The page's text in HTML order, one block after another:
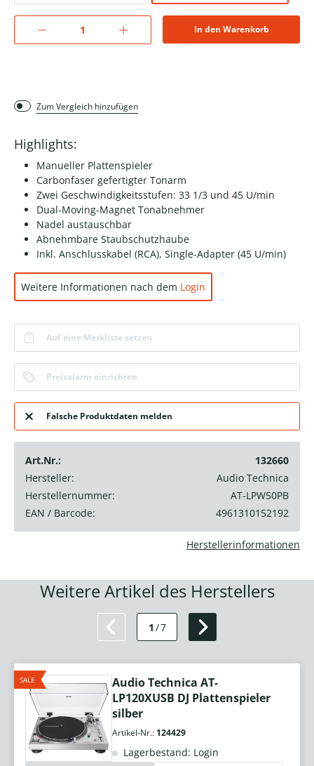
In den Warenkorb
Zum Vergleich hinzufügen
Highlights:
Manueller Plattenspieler
Carbonfaser gefertigter Tonarm
Zwei Geschwindigkeitsstufen: 33 1/3 und 45 U/min
Dual-Moving-Magnet Tonabnehmer
Nadel austauschbar
Abnehmbare Staubschutzhaube
Inkl. Anschlusskabel (RCA), Single-Adapter (45 U/min)
Weitere Informationen nach dem Login
Auf eine Merkliste setzen
Preisalarm einrichten
Falsche Produktdaten melden
Art.Nr.:
132660
Hersteller:
Audio Technica
Herstellernummer:
AT-LPW50PB
EAN / Barcode:
4961310152192
Herstellerinformationen
Weitere Artikel des Herstellers
1 /7
SALE
Audio Technica AT-
LP120XUSB DJ Plattenspieler
silber
Artikel-Nr.: 124429
Lagerbestand: Login